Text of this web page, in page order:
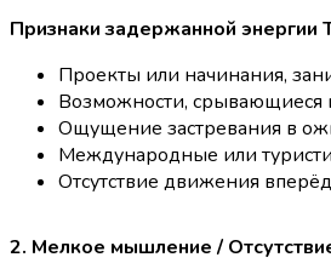
Признаки задержанной энергии
Проекты или начинания,
Возможности, срывающиеся
Ощущение застревания в
Международные или
Отсутствие движения
2. Мелкое мышление /